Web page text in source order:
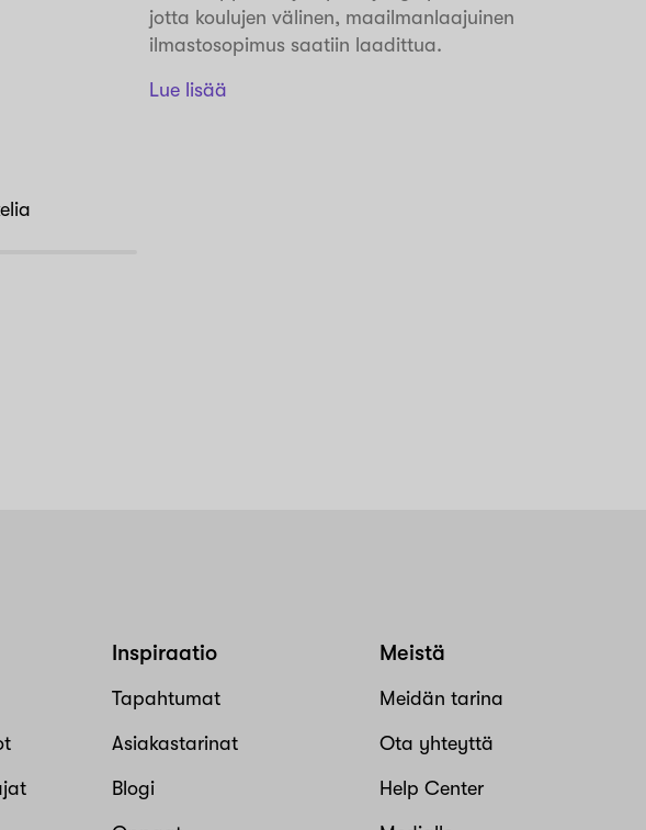
jotta koulujen välinen, maailmanlaajuinen
ilmastosopimus saatiin laadittua.
Lue lisää
Inspiraatio
Tapahtumat
Asiakastarinat
Blogi
Meistä
Meidän tarina
Ota yhteyttä
Help Center